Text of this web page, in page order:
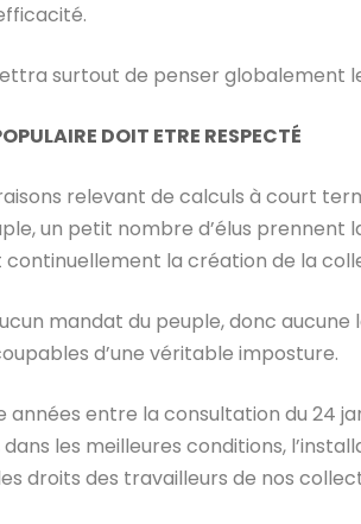
surtout de penser globalement
DOIT ETRE RESPECTÉ
relevant de calculs à court
un petit nombre d’élus prennent
la création de la
mandat du peuple, donc
d’une véritable imposture.
années entre la consultation du 24
les meilleures conditions,
droits des travailleurs de nos